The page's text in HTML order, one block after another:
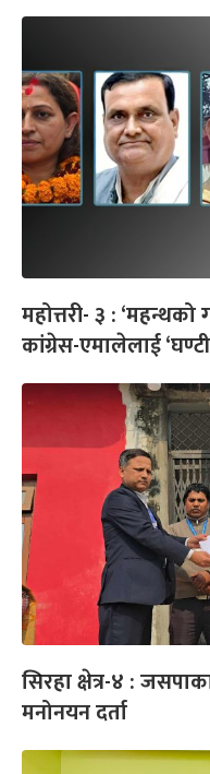
महोत्तरी- ३ : ‘महन्थको
कांग्रेस-एमालेलाई
सिरहा क्षेत्र-४ :
मनोनयन दर्ता